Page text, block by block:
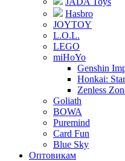
Hasbro
JOYTOY
L.O.L.
LEGO
miHoYo
Genshin
Honkai:
Zenless
Goliath
BOWA
Puremind
Card Fun
Blue Sky
Оптовикам